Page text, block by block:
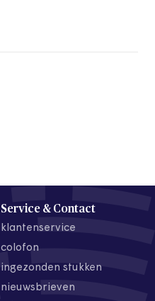
Service & Contact
klantenservice
colofon
ingezonden stukken
nieuwsbrieven